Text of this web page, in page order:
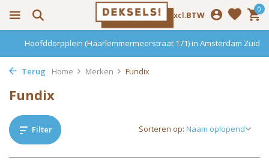
Incl. Excl.BTW
0
Hoofddorpplein (Haarlemmermeerstraat 171) in Amsterdam Zuid
Terug Home Merken Fundix
Fundix
Filter Sorteren op: